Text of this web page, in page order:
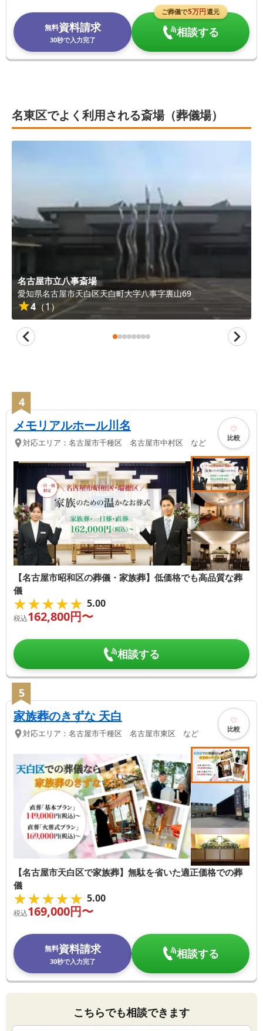
無料資料請求
30秒で入力完了
ご葬儀で5万円還元
相談する
名東区でよく利用される斎場（葬儀場）
名古屋市立八事斎場
愛知県名古屋市天白区天白町大字八事字裏山69
4 （1）
4
メモリアルホール川名
対応エリア： 名古屋市千種区 名古屋市中村区 など 比較
【名古屋市昭和区の葬儀・家族葬】低価格でも高品質な葬
儀
★★★★★
★★★★★ 5.00
税込162,800円〜
相談する
5
家族葬のきずな 天白
対応エリア： 名古屋市千種区 名古屋市東区 など 比較
【名古屋市天白区で家族葬】無駄を省いた適正価格での葬
儀
★★★★★
★★★★★ 5.00
税込169,000円〜
無料資料請求
30秒で入力完了
相談する
こちらでも相談できます